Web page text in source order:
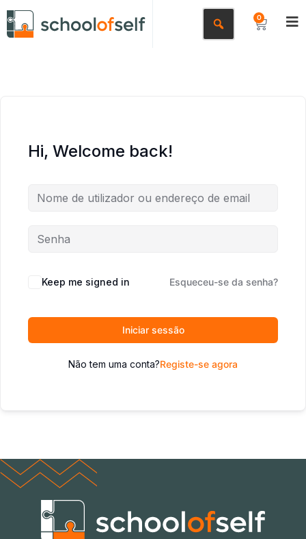
0
Hi, Welcome back!
Keep me signed in Esqueceu-se da senha?
Iniciar sessão
Não tem uma conta?Registe-se agora